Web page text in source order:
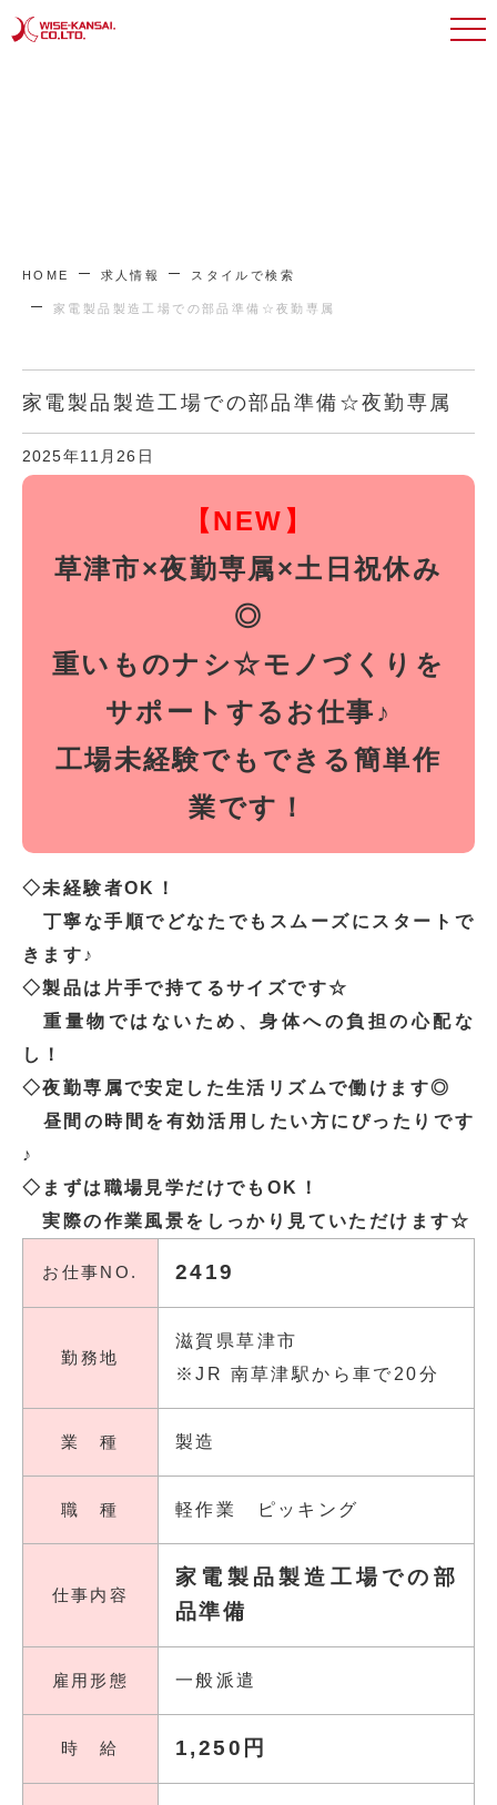
HOME 求人情報 スタイルで検索
家電製品製造工場での部品準備☆夜勤専属
家電製品製造工場での部品準備☆夜勤専属
2025年11月26日
【NEW】
草津市×夜勤専属×土日祝休み
◎
重いものナシ☆モノづくりを
サポートするお仕事♪
工場未経験でもできる簡単作
業です！
◇未経験者OK！
丁寧な手順でどなたでもスムーズにスタートで
きます♪
◇製品は片手で持てるサイズです☆
重量物ではないため、身体への負担の心配な
し！
◇夜勤専属で安定した生活リズムで働けます◎
昼間の時間を有効活用したい方にぴったりです
♪
◇まずは職場見学だけでもOK！
実際の作業風景をしっかり見ていただけます☆
お仕事NO. 2419
勤務地
滋賀県草津市
※JR 南草津駅から車で20分
業 種 製造
職 種 軽作業 ピッキング
仕事内容
家電製品製造工場での部
品準備
雇用形態 一般派遣
時 給 1,250円